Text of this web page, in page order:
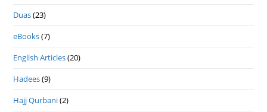
Duas(23)
eBooks(7)
English Articles(20)
Hadees(9)
Hajj Qurbani(2)